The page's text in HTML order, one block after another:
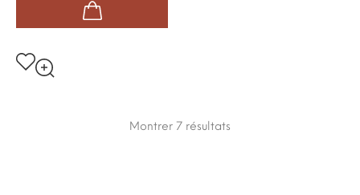
Montrer 7 résultats